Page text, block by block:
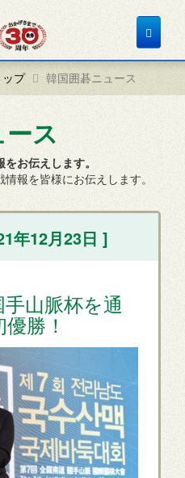
Toggle
プ 韓国囲碁ニュース
ス
お伝えします。
報を皆様にお伝えします。
年12月23日 ]
山脈杯を通
勝！